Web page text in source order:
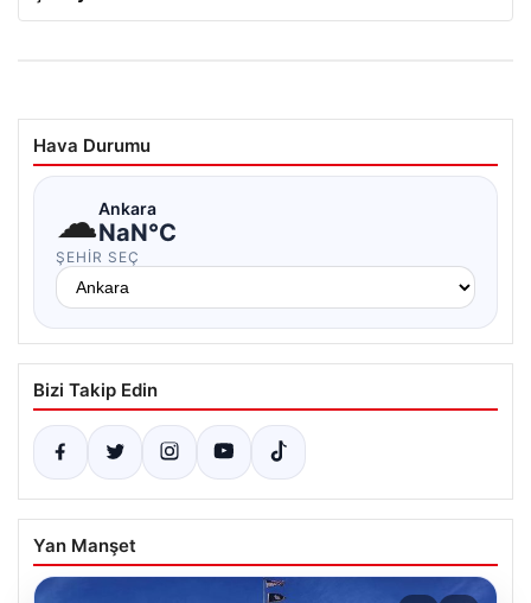
Hava Durumu
☁Ankara
NaN°C
ŞEHIR SEÇ
Bizi Takip Edin
Yan Manşet